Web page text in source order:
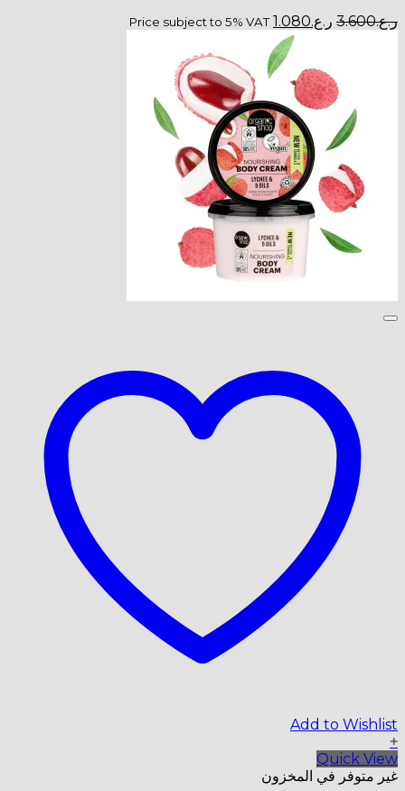
ر.ع.3.600 السعر
الأصلي
ر.ع.3.600.
ر.ع.1.080السعر
هو:
ر.ع.1.080.
Price subject to 5% VAT
Add to Wishlist
+
Quick View
غير متوفر في المخزون